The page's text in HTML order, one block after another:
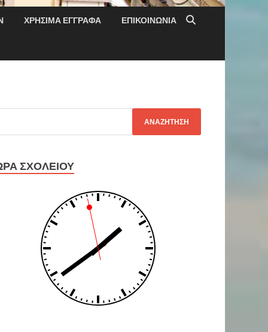
ΧΡΉΣΙΜΑ ΈΓΓΡΑΦΑ ΕΠΙΚΟΙΝΩΝΊΑ
ΣΧΟΛΕΊΟΥ